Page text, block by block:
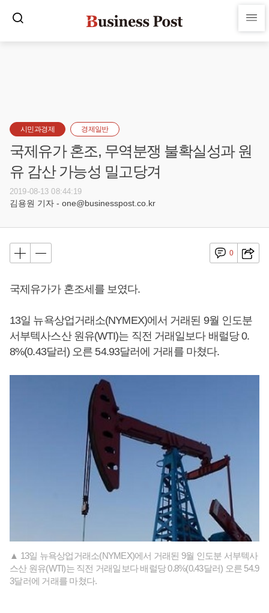
시민과경제 경제일반
국제유가 혼조, 무역분쟁 불확실성과 원
유 감산 가능성 밀고당겨
2019-08-13 08:44:19
김용원 기자 - one@businesspost.co.kr
0
국제유가가 혼조세를 보였다.
13일 뉴욕상업거래소(NYMEX)에서 거래된 9월 인도분
서부텍사스산 원유(WTI)는 직전 거래일보다 배럴당 0.
8%(0.43달러) 오른 54.93달러에 거래를 마쳤다.
▲ 13일 뉴욕상업거래소(NYMEX)에서 거래된 9월 인도분 서부텍사
스산 원유(WTI)는 직전 거래일보다 배럴당 0.8%(0.43달러) 오른 54.9
3달러에 거래를 마쳤다.